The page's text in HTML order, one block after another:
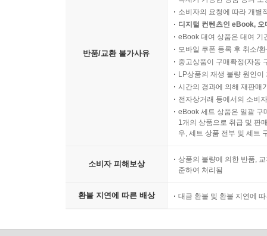
반품/교환 불가사유
소비자의 요청에 따라 개별
디지털 컨텐츠인 eBook,
eBook 대여 상품은 대여 기
모바일 쿠폰 등록 후 취소/
중고상품이 구매확정(자동
LP상품의 재생 불량 원인
시간의 경과에 의해 재판매
전자상거래 등에서의 소비
eBook 세트 상품은 일괄 구
1개의 상품으로 취급 및 판
우, 세트 상품 전부 및 세트
소비자 피해보상
상품의 불량에 의한 반품,
준하여 처리됨
환불 지연에 따른 배상 대금 환불 및 환불 지연에